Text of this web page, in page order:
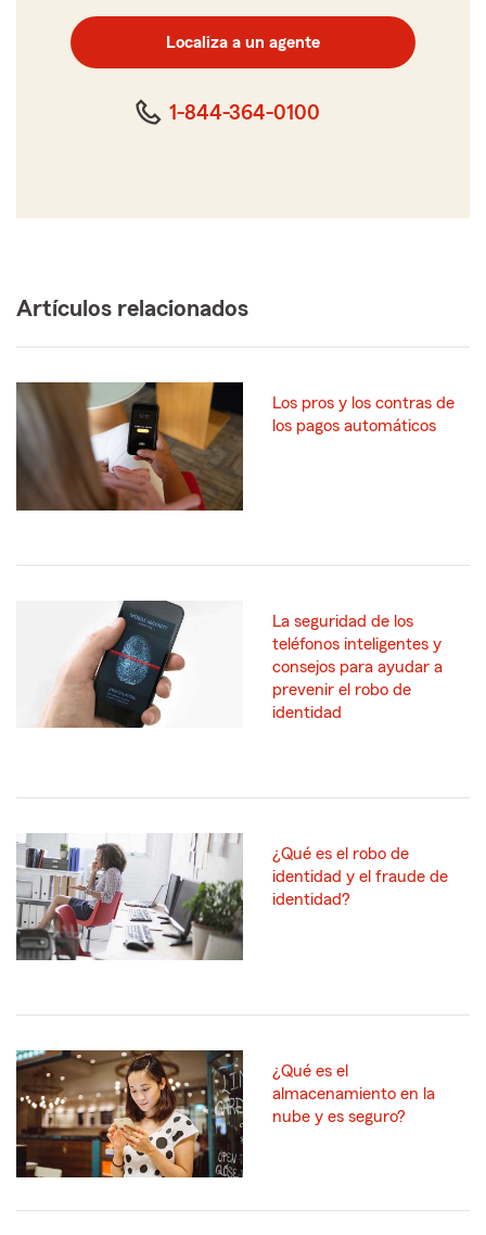
código
postal
de
cinco
Localiza a un agente
1-844-364-0100
Artículos relacionados
Los pros y los contras de
los pagos automáticos
La seguridad de los
teléfonos inteligentes y
consejos para ayudar a
prevenir el robo de
identidad
¿Qué es el robo de
identidad y el fraude de
identidad?
¿Qué es el
almacenamiento en la
nube y es seguro?